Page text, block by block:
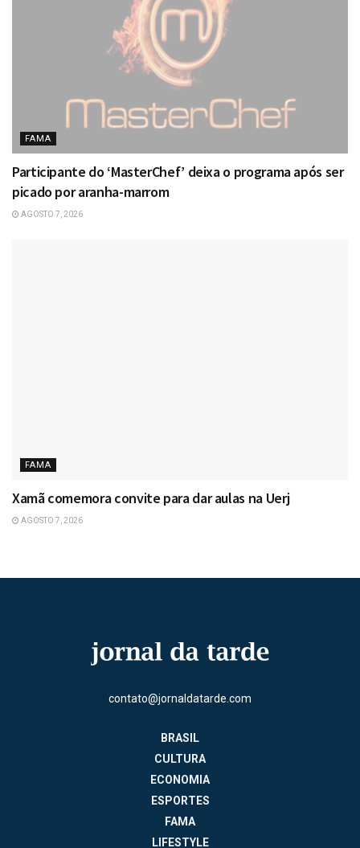
FAMA
Participante do ‘MasterChef’ deixa o programa após ser
picado por aranha-marrom
AGOSTO 7, 2026
FAMA
Xamã comemora convite para dar aulas na Uerj
AGOSTO 7, 2026
contato@jornaldatarde.com
BRASIL
CULTURA
ECONOMIA
ESPORTES
FAMA
LIFESTYLE